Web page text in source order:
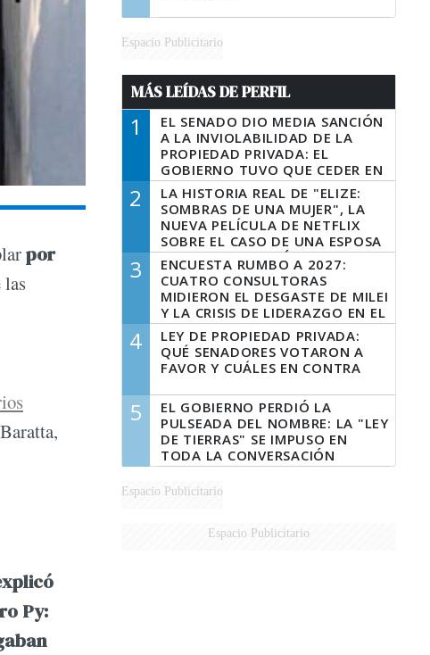
por
las
Baratta,
Py:
Espacio Publicitario
MÁS LEÍDAS DE PERFIL
1
EL SENADO DIO MEDIA SANCIÓN
A LA INVIOLABILIDAD DE LA
PROPIEDAD PRIVADA: EL
GOBIERNO TUVO QUE CEDER EN
LA LEY DEL MANEJO DEL FUEGO
2
LA HISTORIA REAL DE "ELIZE:
SOMBRAS DE UNA MUJER", LA
NUEVA PELÍCULA DE NETFLIX
SOBRE EL CASO DE UNA ESPOSA
QUE DESCUARTIZÓ A SU
MARIDO
3
ENCUESTA RUMBO A 2027:
CUATRO CONSULTORAS
MIDIERON EL DESGASTE DE MILEI
Y LA CRISIS DE LIDERAZGO EN EL
PERONISMO
4
LEY DE PROPIEDAD PRIVADA:
QUÉ SENADORES VOTARON A
FAVOR Y CUÁLES EN CONTRA
5
EL GOBIERNO PERDIÓ LA
PULSEADA DEL NOMBRE: LA "LEY
DE TIERRAS" SE IMPUSO EN
TODA LA CONVERSACIÓN
DIGITAL
Espacio Publicitario
Espacio Publicitario